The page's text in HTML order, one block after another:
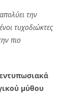
την
τυχοδιώκτες
πιο
μύθου